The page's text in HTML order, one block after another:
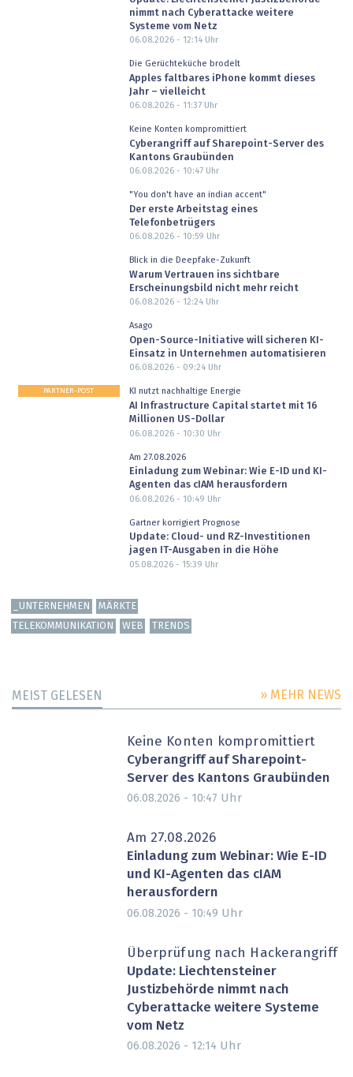
nimmt nach Cyberattacke weitere
Systeme vom Netz
06.08.2026 - 12:14Uhr
Die Gerüchteküche brodelt
Apples faltbares iPhone kommt dieses
Jahr – vielleicht
06.08.2026 - 11:37Uhr
Keine Konten kompromittiert
Cyberangriff auf Sharepoint-Server des
Kantons Graubünden
06.08.2026 - 10:47Uhr
"You don't have an indian accent"
Der erste Arbeitstag eines
Telefonbetrügers
06.08.2026 - 10:59 Uhr
Blick in die Deepfake-Zukunft
Warum Vertrauen ins sichtbare
Erscheinungsbild nicht mehr reicht
06.08.2026 - 12:24Uhr
Asago
Open-Source-Initiative will sicheren KI-
Einsatz in Unternehmen automatisieren
06.08.2026 - 09:24Uhr
PARTNER-POST KI nutzt nachhaltige Energie
AI Infrastructure Capital startet mit 16
Millionen US-Dollar
06.08.2026 - 10:30 Uhr
Am 27.08.2026
Einladung zum Webinar: Wie E-ID und KI-
Agenten das cIAM herausfordern
06.08.2026 - 10:49 Uhr
Gartner korrigiert Prognose
Update: Cloud- und RZ-Investitionen
jagen IT-Ausgaben in die Höhe
05.08.2026 - 15:39 Uhr
_UNTERNEHMEN
MÄRKTE
TELEKOMMUNIKATION
WEB TRENDS
MEIST GELESEN » MEHR NEWS
Keine Konten kompromittiert
Cyberangriff auf Sharepoint-
Server des Kantons Graubünden
06.08.2026 - 10:47 Uhr
Am 27.08.2026
Einladung zum Webinar: Wie E-ID
und KI-Agenten das cIAM
herausfordern
06.08.2026 - 10:49 Uhr
Überprüfung nach Hackerangriff
Update: Liechtensteiner
Justizbehörde nimmt nach
Cyberattacke weitere Systeme
vom Netz
06.08.2026 - 12:14 Uhr